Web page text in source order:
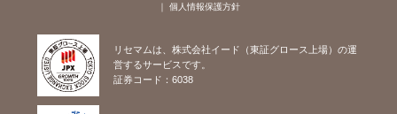
個人情報保護方針
リセマムは、株式会社イード（東証グロース上場）の運
営するサービスです。
証券コード：6038